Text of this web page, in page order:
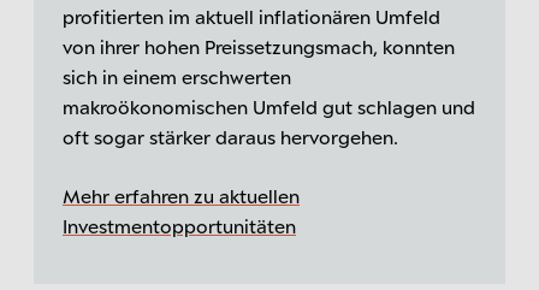
profitierten im aktuell inflationären Umfeld
von ihrer hohen Preissetzungsmach, konnten
sich in einem erschwerten
makroökonomischen Umfeld gut schlagen und
oft sogar stärker daraus hervorgehen.
Mehr erfahren zu aktuellen
Investmentopportunitäten